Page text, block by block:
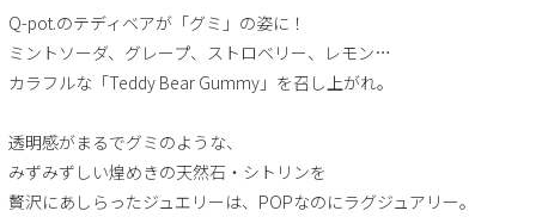
Q-pot.のテディベアが「グミ」の姿に！
ミントソーダ、グレープ、ストロベリー、レモン…
カラフルな「Teddy Bear Gummy」を召し上がれ。
透明感がまるでグミのような、
みずみずしい煌めきの天然石・シトリンを
贅沢にあしらったジュエリーは、POPなのにラグジュアリー。